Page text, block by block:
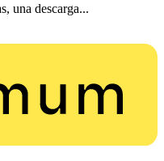
una descarga...